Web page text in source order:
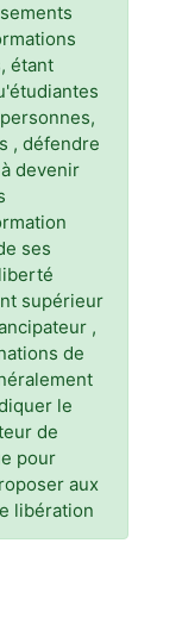
étant
, défendre
devenir
ses
supérieur
,
de
le
de
pour
aux
libération